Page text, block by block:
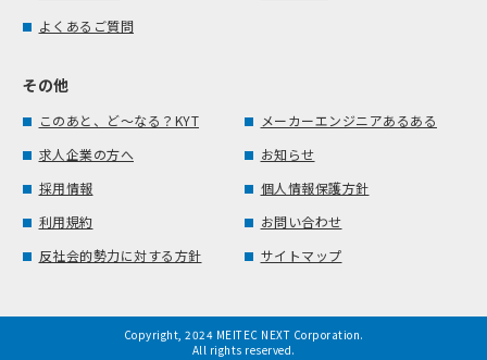
よくあるご質問
その他
このあと、ど～なる？KYT
メーカーエンジニアあるある
求人企業の方へ
お知らせ
採用情報
個人情報保護方針
利用規約
お問い合わせ
反社会的勢力に対する方針
サイトマップ
Copyright, 2024 MEITEC NEXT Corporation.
All rights reserved.